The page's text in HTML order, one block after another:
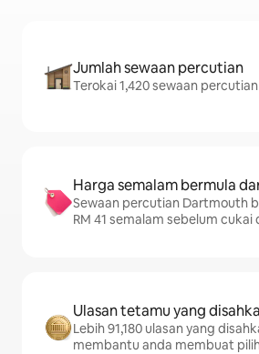
Jumlah sewaan percutian
Terokai 1,420 sewaan
Harga semalam bermula
Sewaan percutian Dartmouth
RM 41 semalam sebelum cukai
Ulasan tetamu yang
Lebih 91,180 ulasan yang
membantu anda membuat